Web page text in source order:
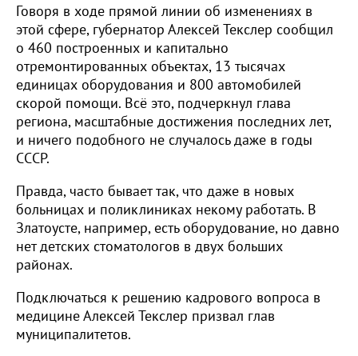
Говоря в ходе прямой линии об изменениях в
этой сфере, губернатор Алексей Текслер сообщил
о 460 построенных и капитально
отремонтированных объектах, 13 тысячах
единицах оборудования и 800 автомобилей
скорой помощи. Всё это, подчеркнул глава
региона, масштабные достижения последних лет,
и ничего подобного не случалось даже в годы
СССР.
Правда, часто бывает так, что даже в новых
больницах и поликлиниках некому работать. В
Златоусте, например, есть оборудование, но давно
нет детских стоматологов в двух больших
районах.
Подключаться к решению кадрового вопроса в
медицине Алексей Текслер призвал глав
муниципалитетов.